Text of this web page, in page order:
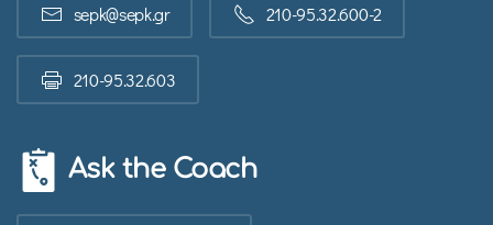
sepk@sepk.gr 210-95.32.600-2
210-95.32.603
Ask the Coach